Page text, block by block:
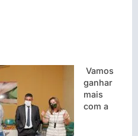
Vamos
ganhar
mais
com a